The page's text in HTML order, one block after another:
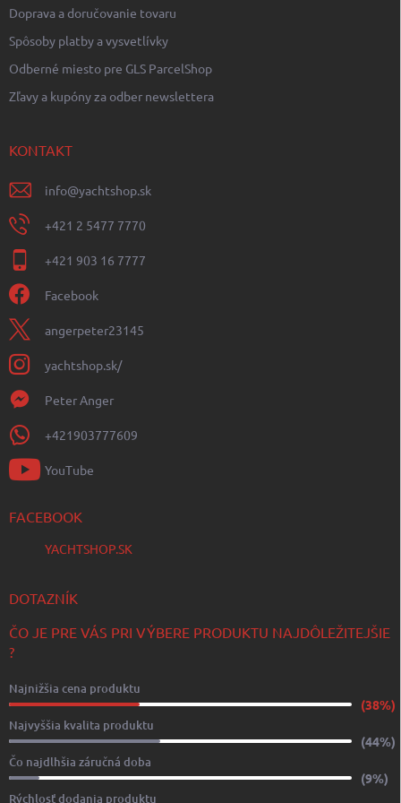
Doprava a doručovanie tovaru
Spôsoby platby a vysvetlívky
Odberné miesto pre GLS ParcelShop
Zľavy a kupóny za odber newslettera
KONTAKT
info@yachtshop.sk
+421 2 5477 7770
+421 903 16 7777
Facebook
angerpeter23145
yachtshop.sk/
Peter Anger
+421903777609
YouTube
FACEBOOK
YACHTSHOP.SK
DOTAZNÍK
ČO JE PRE VÁS PRI VÝBERE PRODUKTU NAJDÔLEŽITEJŠIE
?
Najnižšia cena produktu
(38%)
Najvyššia kvalita produktu
(44%)
Čo najdlhšia záručná doba
(9%)
Rýchlosť dodania produktu